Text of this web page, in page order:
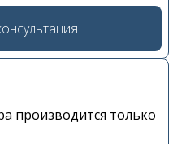
производится только